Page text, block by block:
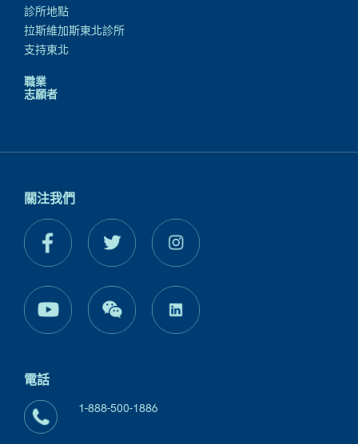
診所地點
拉斯維加斯東北診所
支持東北
職業
志願者
關注我們
電話
1-888-500-1886